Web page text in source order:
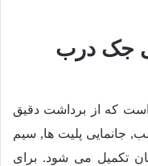
جک درب
که از برداشت دقیق
جانمایی پلیت ها, سیم
تکمیل می شود. برای